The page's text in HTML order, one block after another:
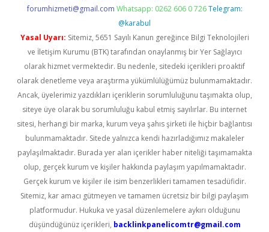
forumhizmeti@gmail.com Whatsapp: 0262 606 0 726 Telegram:
@karabul
Yasal Uyarı: Sitemiz, 5651 Sayılı Kanun gereğince Bilgi Teknolojileri
ve İletişim Kurumu (BTK) tarafından onaylanmış bir Yer Sağlayıcı
olarak hizmet vermektedir. Bu nedenle, sitedeki içerikleri proaktif
olarak denetleme veya araştırma yükümlülüğümüz bulunmamaktadır.
Ancak, üyelerimiz yazdıkları içeriklerin sorumluluğunu taşımakta olup,
siteye üye olarak bu sorumluluğu kabul etmiş sayılırlar. Bu internet
sitesi, herhangi bir marka, kurum veya şahıs şirketi ile hiçbir bağlantısı
bulunmamaktadır. Sitede yalnızca kendi hazırladığımız makaleler
paylaşılmaktadır. Burada yer alan içerikler haber niteliği taşımamakta
olup, gerçek kurum ve kişiler hakkında paylaşım yapılmamaktadır.
Gerçek kurum ve kişiler ile isim benzerlikleri tamamen tesadüfidir.
Sitemiz, kar amacı gütmeyen ve tamamen ücretsiz bir bilgi paylaşım
platformudur. Hukuka ve yasal düzenlemelere aykırı olduğunu
düşündüğünüz içerikleri, backlinkpanelicomtr@gmail.com